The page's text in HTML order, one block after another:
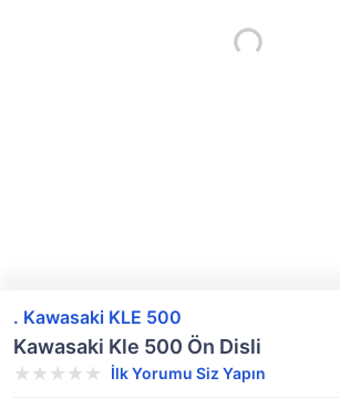
. Kawasaki KLE 500
Kawasaki Kle 500 Ön Disli
İlk Yorumu Siz Yapın